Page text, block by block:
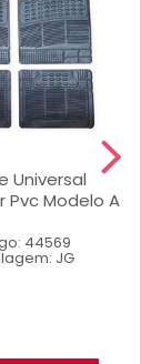
Universal
Modelo A
44569
JG